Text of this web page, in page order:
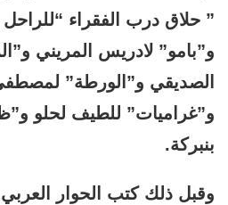
” حلاق درب الفقراء
و”بامو” لادريس المريني
الصديقي و”الورطة”
و”غراميات” للطيف لحلو
بنبركة.
وقبل ذلك كتب الحوار العربي